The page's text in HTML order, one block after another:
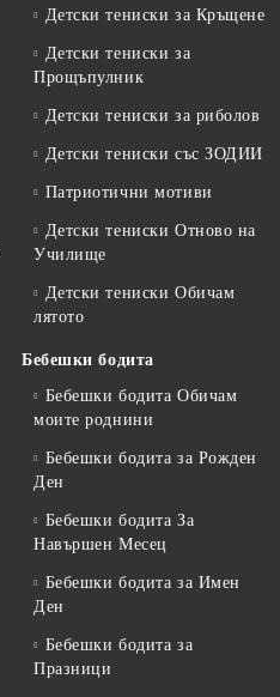
Детски тениски за Кръщене
Детски тениски за
Прощъпулник
Детски тениски за риболов
Детски тениски със ЗОДИИ
Патриотични мотиви
Детски тениски Отново на
Училище
Детски тениски Обичам
лятото
Бебешки бодита
Бебешки бодита Обичам
моите роднини
Бебешки бодита за Рожден
Ден
Бебешки бодита За
Навършен Месец
Бебешки бодита за Имен
Ден
Бебешки бодита за
Празници